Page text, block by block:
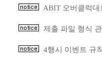
ABIT 오버클럭
제출 파일 형식
4행시 이벤트 규